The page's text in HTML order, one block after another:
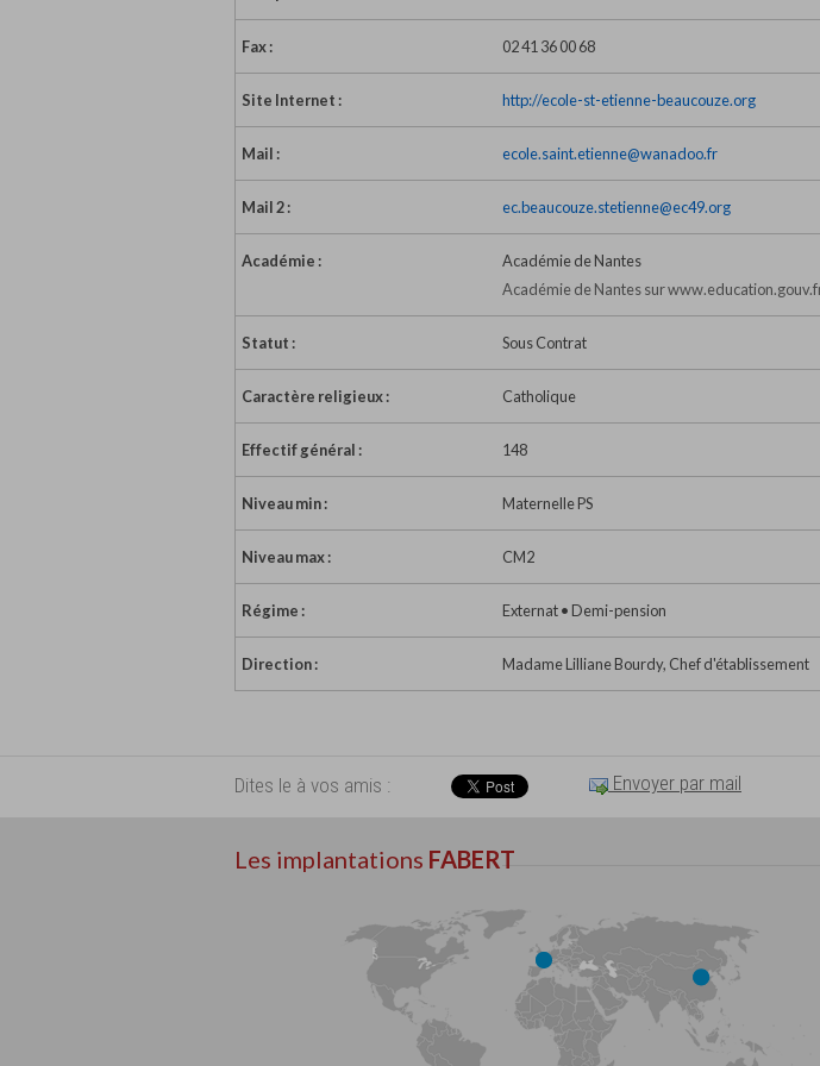
Fax : 02 41 36 00 68
Site Internet : http://ecole-st-etienne-beaucouze.org
Mail : ecole.saint.etienne@wanadoo.fr
Mail 2 : ec.beaucouze.stetienne@ec49.org
Académie :
Académie de Nantes
Académie de Nantes sur
Statut : Sous Contrat
Caractère religieux : Catholique
Effectif général : 148
Niveau min : Maternelle PS
Niveau max : CM2
Régime : Externat • Demi-pension
Direction : Madame Lilliane Bourdy, Chef d'établissement
Dites le à vos amis : Envoyer par mail
Les implantations FABERT